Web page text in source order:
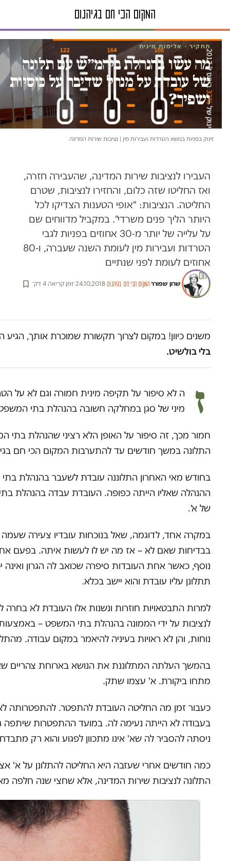
תחקיר · אלימות מינית
מה עשו בהנהלת ביהמ״ש עם תלונה
של עובדת על מנהל שדיבר על כוסיות
ושפיך?
זינוק בפניות בנושא הטרדות ועבירות מין | נציבות שירות המדינה
העבירו לנציבות שירות המדינה, שהעבירה חזרה,
ואז החליטו שזה כלום, והחזירו לנציבות, שטרם
החליטה. הנציבות: "אופי הטענות הצדיקו לכל
היותר הליך פנים משרדי". במקביל מדווחים שם
על עלייה של יותר מ-30 אחוזים בפניות לגבי
הטרדות ועבירות מין לעומת השנה שעברה, ו-80
אחוזים לעומת לפני שנתיים
שרון שפורר·המקום הכי חם בגיהנום·
24.10.2018
·זמן קריאה 4 דק׳
משנים כיוון! במקום לצרוך תקשורת שמוכרת אותך, הגיע
בלי בולשיט.
ז
ה לא סיפור על תקיפה מינית חמורה וגם לא על
מיני של סגן במחלקה חשובה בהנהלת בתי המשפט
חמור מכך, זה סיפור על האופן הלא רציני שהנהלת בתי
התלונה במשך חודשים עד להתערבות המקום הכי חם
בחודש מאי האחרון התלוננה עובדת לשעבר בהנהלת
ההנהלה שאליו הייתה כפופה. העובדת עבדה בהנהלת
של א'.
במקרה אחד, לדוגמה, שאל בנוכחות עובדיו צעירה
בבדיחות שאם לא – אז מה יש לו לעשות איתה. בפעם
נוסף, כאשר אחת העובדות סיפרה שכואב לה הגרון
תתלונן עליו עובדת והוא יישב בכלא.
למרות התבטאויות חוזרות ונשנות אלו העובדת לא
לנציבות על ידי הממונה בהנהלת בתי המשפט –
נוחות, והן לא ראויות בעיניה להיאמר במקום עבודה.
בהמשך העלתה המתלוננת את הנושא בארוחת צהריים
מתחו ביקורת. א' עצמו שתק.
כעבור זמן מה החליטה העובדת להתפטר. להתפטרותה לא
בעבודה לא הייתה נעימה לה. במועד ההתפטרות
ניסתה להסביר לה שא' אינו מתכוון לפגוע והוא רק
כמה חודשים אחרי שעזבה היא החליטה להתלונן על א'
התלונה לנציבות שירות המדינה, אלא שחצי שנה חלפה